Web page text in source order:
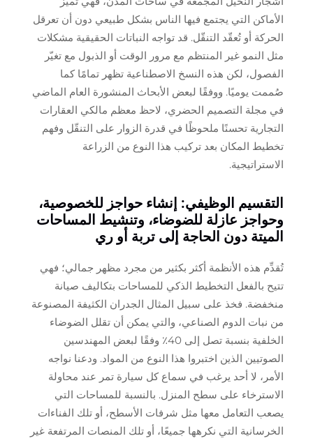
الأماكن التي يجتمع فيها الناس بشكل طبيعي دون أن تعرقل
الحركة أو تُعقّد التنقّل. قد تواجه النباتات الحقيقية مشكلات
مثل النمو غير المنتظم مع مرور الوقت أو الذبول مع تغيّر
الفصول، لكن هذه النسخ الاصطناعية تظهر تمامًا كما
صُممت يوميًا. ووفقًا لبعض الأبحاث المنشورة العام الماضي
في مجلة التصميم الحضري، لاحظ معظم مالكي العقارات
التجارية تحسنًا ملحوظًا في قدرة الزوار على التنقّل وفهم
تخطيط المكان بعد تركيب هذا النوع من الزراعة
الاستراتيجية.
التقسيم الوظيفي: إنشاء حواجز للخصوصية،
وحواجز عازلة للضوضاء، وتنشيط المساحات
الميتة دون الحاجة إلى تربة أو ري
تُقدِّم هذه الأنظمة أكثر بكثير من مجرد مظهر جمالي؛ فهي
تتيح بالفعل التخطيط الذكي للمساحات بتكاليف صيانة
منخفضة. فخذ على سبيل المثال الجدران الكثيفة المصنوعة
من نبات الدوم الصناعي، والتي يمكن أن تقلل الضوضاء
الخلفية بنسبة تصل إلى 40٪ وفقًا لبعض المهندسين
الصوتيين الذين اختبروا هذا النوع من المواد. ودعنا نواجه
الأمر، لا أحد يرغب في سماع كل سيارة تمر عند محاولة
الاسترخاء على سطح المنزل. بالنسبة للمساحات التي
يصعب التعامل معها مثل شرفات الأسطح، أو تلك الفناءات
الخرسانية التي نكرهها جميعًا، أو تلك المنصات المرتفعة غير